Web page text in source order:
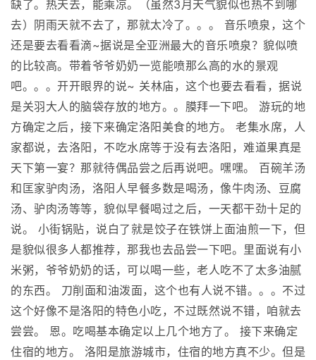
缺了。热天去，能乘凉。（虽然3月天气貌似也热不到哪
去）阴雨天就不去了，那就太冷了。。。 音乐喷泉，这个
还是要去看看滴~据说是全亚洲最大的音乐喷泉？貌似喷
的比较高。带着爷爷奶奶一览能喷那么高的水的景观
吧。。。开开眼界的说~ 关林庙，这个也要去看看，据说
是关羽大人的脑袋存放的地方。。膜拜一下吧。 游玩的地
方确定之后，接下来确定洛阳美食的地方。 老集水席，人
家都说，去洛阳，不吃水席等于没有去洛阳，难道果真是
天下第一宴？那就待偶品尝之后再说吧。嘿嘿。 百碗羊汤
和匡家驴肉汤，洛阳人早餐多数是喝汤，像牛肉汤、豆腐
汤、驴肉汤等等，貌似早餐喝过之后，一天都干劲十足的
说。 小街锅贴，说白了就是饺子在铁饼上面油煎一下，但
是貌似很多人都推荐，那我也去品尝一下吧。里面说有小
米粥，爷爷奶奶的话，可以喝一些，老人吃不了太多油腻
的东西。 刀削面和油泼面，这个也有人说不错。。。不过
这个好像不是洛阳的特色小吃，不过既然说不错，咱就去
尝尝。 恩。吃喝基本确定以上几个地方了。 接下来确定
住宿的地方。 洛阳是旅游城市，住宿的地方真不少。但是